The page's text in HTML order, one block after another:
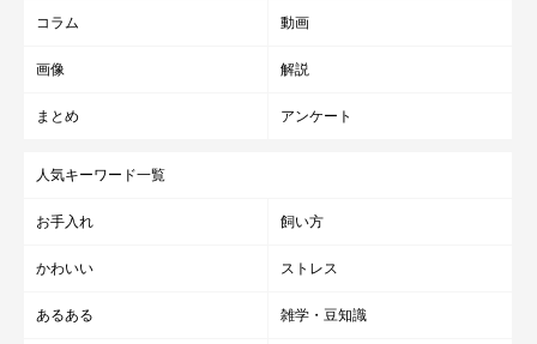
コラム 動画
画像 解説
まとめ アンケート
人気キーワード一覧
お手入れ 飼い方
かわいい ストレス
あるある 雑学・豆知識